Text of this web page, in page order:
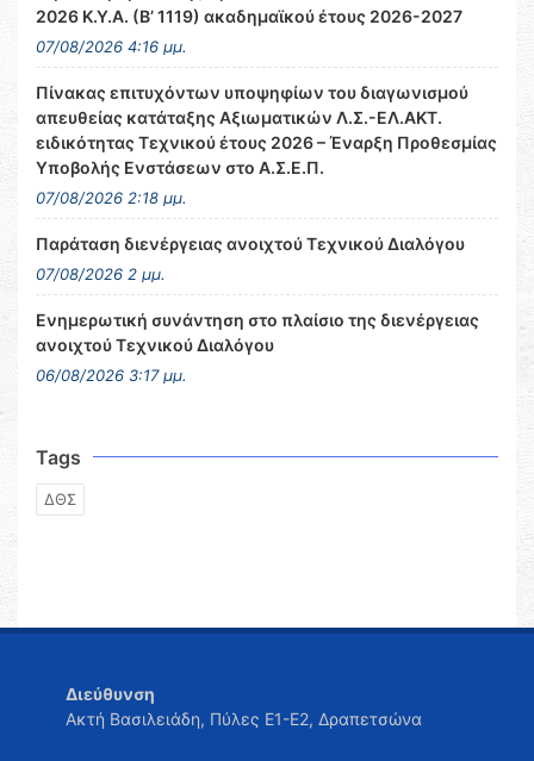
2026 Κ.Υ.Α. (Β’ 1119) ακαδημαϊκού έτους 2026-2027
07/08/2026 4:16 μμ.
Πίνακας επιτυχόντων υποψηφίων του διαγωνισμού
απευθείας κατάταξης Αξιωματικών Λ.Σ.-ΕΛ.ΑΚΤ.
ειδικότητας Τεχνικού έτους 2026 – Έναρξη Προθεσμίας
Υποβολής Ενστάσεων στο Α.Σ.Ε.Π.
07/08/2026 2:18 μμ.
Παράταση διενέργειας ανοιχτού Τεχνικού Διαλόγου
07/08/2026 2 μμ.
Ενημερωτική συνάντηση στο πλαίσιο της διενέργειας
ανοιχτού Τεχνικού Διαλόγου
06/08/2026 3:17 μμ.
Tags
ΔΘΣ
Διεύθυνση
Ακτή Βασιλειάδη, Πύλες Ε1-Ε2, Δραπετσώνα